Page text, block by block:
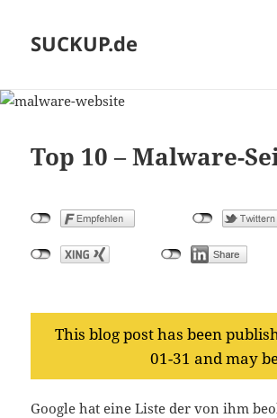
SUCKUP.de
Top 10 – Malware-
This blog post has been
01-31 and may
Google hat eine Liste der von ihm